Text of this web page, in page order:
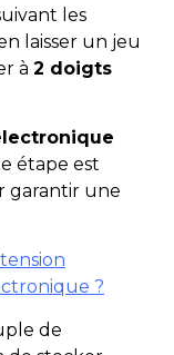
les
laisser un jeu
à 2 doigts
étape est
garantir une
?
de